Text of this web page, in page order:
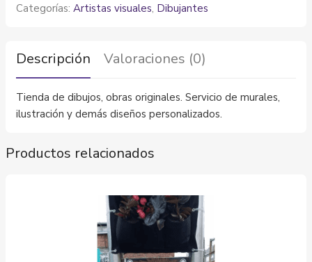
Categorías: Artistas visuales, Dibujantes
Descripción Valoraciones (0)
Tienda de dibujos, obras originales. Servicio de murales,
ilustración y demás diseños personalizados.
Productos relacionados